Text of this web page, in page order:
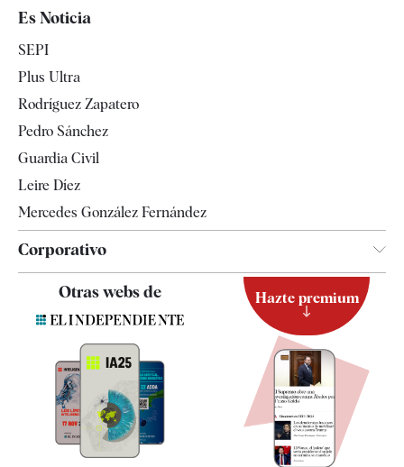
España
Televisión
Es Noticia
SEPI
Plus Ultra
Rodríguez Zapatero
Pedro Sánchez
Guardia Civil
Leire Díez
Mercedes González Fernández
Corporativo
Contacto
Quiénes somos
Especificaciones
Otras webs de Hazte premium